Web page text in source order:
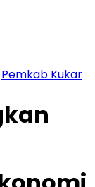
Pemkab Kukar